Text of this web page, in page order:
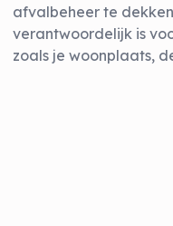
afvalbeheer te
verantwoordelijk is
zoals je woonplaats,